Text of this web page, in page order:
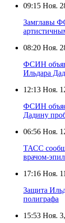
09:15 Ноя.
Замглавы
08:20 Ноя.
ФСИН
Ильдара
12:13 Ноя.
ФСИН
Дадину
06:56 Ноя.
ТАСС
врачом-
17:16 Ноя.
Защита
полиграфа
15:53 Ноя.